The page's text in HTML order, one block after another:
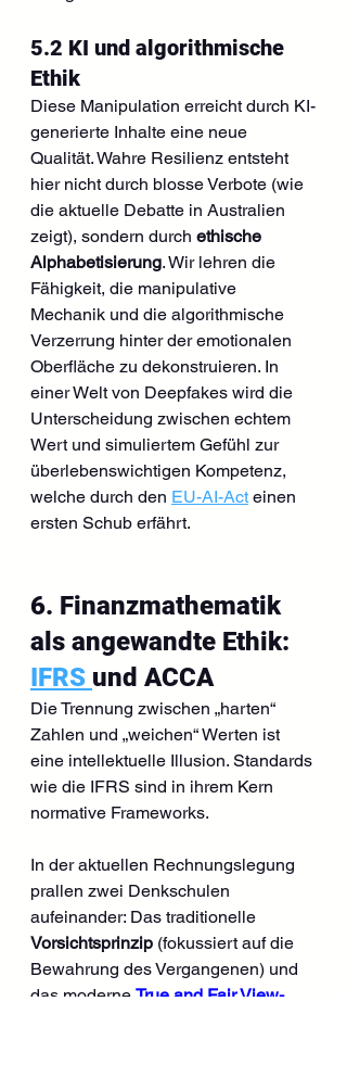
5.2 KI und algorithmische
Ethik
Diese Manipulation erreicht durch KI-
generierte Inhalte eine neue
Qualität. Wahre Resilienz entsteht
hier nicht durch blosse Verbote (wie
die aktuelle Debatte in Australien
zeigt), sondern durch ethische
Alphabetisierung. Wir lehren die
Fähigkeit, die manipulative
Mechanik und die algorithmische
Verzerrung hinter der emotionalen
Oberfläche zu dekonstruieren. In
einer Welt von Deepfakes wird die
Unterscheidung zwischen echtem
Wert und simuliertem Gefühl zur
überlebenswichtigen Kompetenz,
welche durch den EU-AI-Act einen
ersten Schub erfährt.
6. Finanzmathematik
als angewandte Ethik:
IFRS und ACCA
Die Trennung zwischen „harten“
Zahlen und „weichen“ Werten ist
eine intellektuelle Illusion. Standards
wie die IFRS sind in ihrem Kern
normative Frameworks.
In der aktuellen Rechnungslegung
prallen zwei Denkschulen
aufeinander: Das traditionelle
Vorsichtsprinzip (fokussiert auf die
Bewahrung des Vergangenen) und
das moderne True and Fair View-